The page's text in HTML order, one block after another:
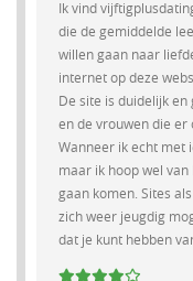
Ik vind
die de gemiddelde
willen gaan naar
internet op deze
De site is duidelijk
en de vrouwen die er
Wanneer ik echt met
maar ik hoop wel
gaan komen. Sites
zich weer jeugdig
dat je kunt hebben